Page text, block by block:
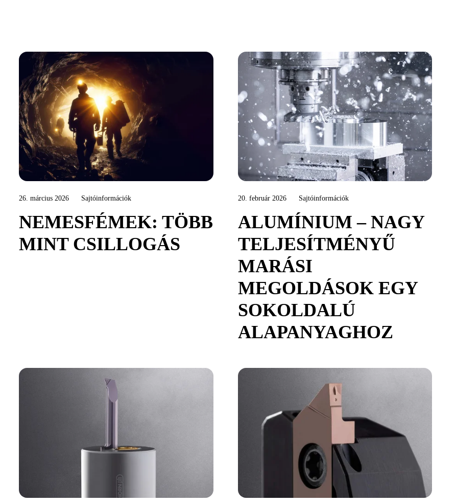
26. március 2026 Sajtóinformációk
NEMESFÉMEK: TÖBB
MINT CSILLOGÁS
20. február 2026 Sajtóinformációk
ALUMÍNIUM – NAGY
TELJESÍTMÉNYŰ
MARÁSI
MEGOLDÁSOK EGY
SOKOLDALÚ
ALAPANYAGHOZ